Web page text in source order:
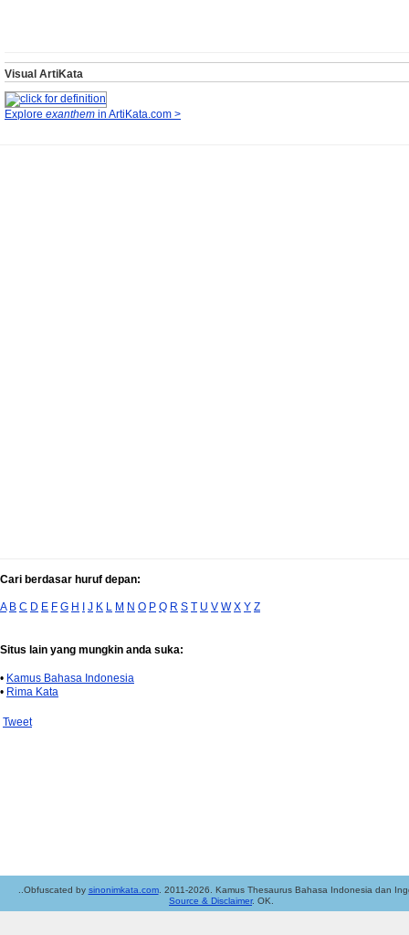
Visual ArtiKata
Explore exanthem in ArtiKata.com >
Cari berdasar huruf depan:
A B C D E F G H I J K L M N O P Q R S T U V W X Y Z
Situs lain yang mungkin anda suka:
• Kamus Bahasa Indonesia
• Rima Kata
Tweet
..Obfuscated by sinonimkata.com. 2011-2026. Kamus Thesaurus Bahasa Indonesia dan
Source & Disclaimer. OK.